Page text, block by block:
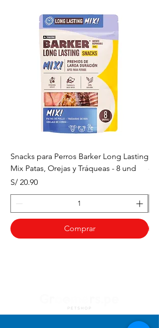
Snacks para Perros Barker Long Lasting
Mix Patas, Orejas y Tráqueas - 8 und
Precio
S/ 20.90
Comprar
-